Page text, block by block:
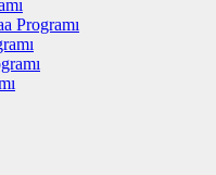
Programı